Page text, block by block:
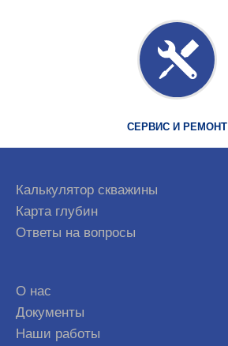
СЕРВИС И РЕМОНТ
Калькулятор скважины
Карта глубин
Ответы на вопросы
О нас
Документы
Наши работы